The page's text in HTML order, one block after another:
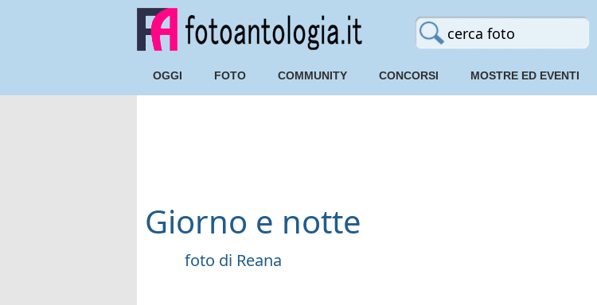
OGGI FOTO COMMUNITY CONCORSI MOSTRE ED EVENTI
Giorno e notte
foto di Reana